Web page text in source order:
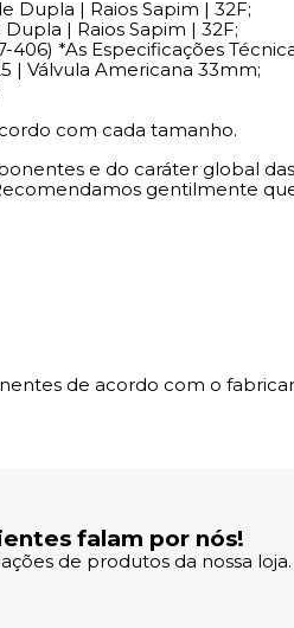
Dupla | Raios Sapim | 32F;
| Raios Sapim | 32F;
406) *As Especificações
| Válvula Americana 33mm;
com cada tamanho.
e do caráter global
gentilmente
de acordo com o
falam por nós!
de produtos da nossa loja.